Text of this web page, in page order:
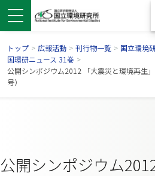
トップ > 広報活動 > 刊行物一覧 > 国立環境
国環研ニュース 31巻 >
公開シンポジウム2012 「大震災と環境再生
号）
公開シンポジウム